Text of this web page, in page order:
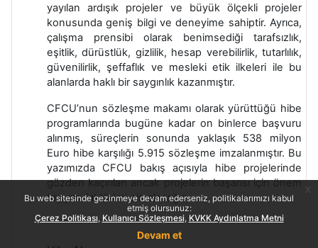
yayılan ardışık projeler ve büyük ölçekli projeler
konusunda geniş bilgi ve deneyime sahiptir. Ayrıca,
çalışma prensibi olarak benimsediği tarafsızlık,
eşitlik, dürüstlük, gizlilik, hesap verebilirlik, tutarlılık,
güvenilirlik, şeffaflık ve mesleki etik ilkeleri ile bu
alanlarda haklı bir saygınlık kazanmıştır.
CFCU’nun sözleşme makamı olarak yürüttüğü hibe
programlarında bugüne kadar on binlerce başvuru
alınmış, süreçlerin sonunda yaklaşık 538 milyon
Euro hibe karşılığı 5.915 sözleşme imzalanmıştır. Bu
yazımızda CFCU bakış açısıyla hibe projelerinde
gözden kaçırılan ancak projelerin başarısı için önem
taşıyan faktörleri ele alacağız.
Bu web sitesinde gezinmeye devam ederseniz, politikalarımızı kabul
etmiş olursunuz:
Çerez Politikası Kullanıcı Sözleşmesi KVKK Aydınlatma Metni
Devam et
x